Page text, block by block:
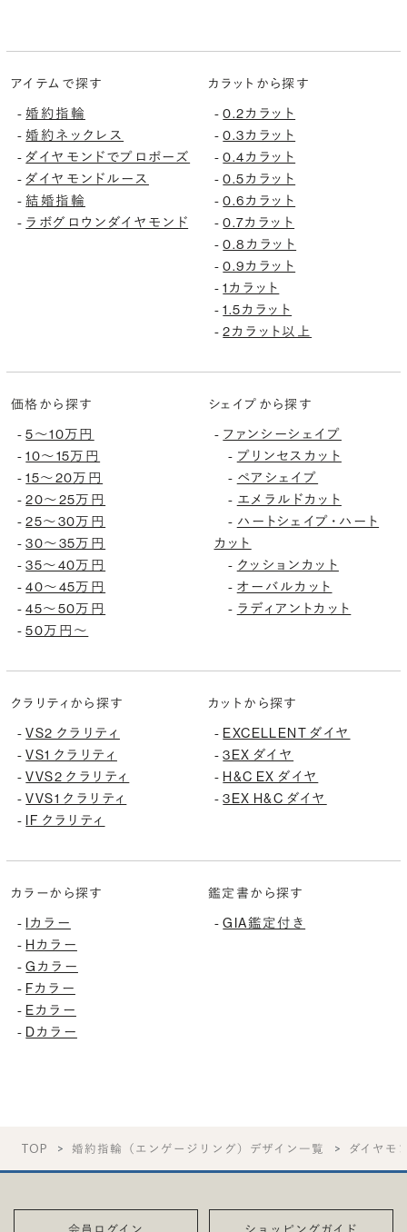
アイテムで探す
-婚約指輪
-婚約ネックレス
-ダイヤモンドでプロポーズ
-ダイヤモンドルース
-結婚指輪
- ラボグロウンダイヤモンド
カラットから探す
-0.2カラット
-0.3カラット
-0.4カラット
-0.5カラット
-0.6カラット
-0.7カラット
-0.8カラット
-0.9カラット
-1カラット
-1.5カラット
-2カラット以上
価格から探す
-5〜10万円
-10〜15万円
-15〜20万円
-20〜25万円
-25〜30万円
-30〜35万円
-35〜40万円
-40〜45万円
-45〜50万円
-50万円〜
シェイプから探す
- ファンシーシェイプ
- プリンセスカット
- ペアシェイプ
- エメラルドカット
- ハートシェイプ・ハート
カット
- クッションカット
- オーバルカット
- ラディアントカット
クラリティから探す
-VS2 クラリティ
-VS1 クラリティ
-VVS2 クラリティ
-VVS1 クラリティ
- IF クラリティ
カットから探す
- EXCELLENT ダイヤ
-3EX ダイヤ
- H&C EX ダイヤ
-3EX H&C ダイヤ
カラーから探す
- Iカラー
- Hカラー
-Gカラー
- Fカラー
- Eカラー
- Dカラー
鑑定書から探す
-GIA鑑定付き
TOP 婚約指輪（エンゲージリング）デザイン一覧 ダイヤモ